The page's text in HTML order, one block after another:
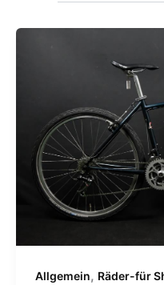
Allgemein, Räder-für